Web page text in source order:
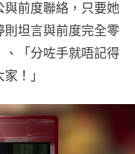
與前度聯絡，只要她
坦言與前度完全零
「分咗手就唔記得
！」